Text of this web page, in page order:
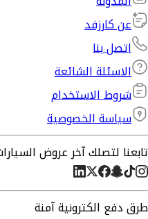
عن كارزفد
اتصل بنا
الاسئلة الشائعة
شروط الاستخدام
سياسة الخصوصية
تابعنا لتصلك آخر عروض
طرق دفع الكترونية آمنة